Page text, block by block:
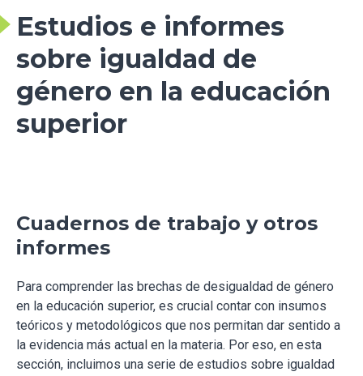
Estudios e informes
sobre igualdad de
género en la educación
superior
Cuadernos de trabajo y otros
informes
Para comprender las brechas de desigualdad de género
en la educación superior, es crucial contar con insumos
teóricos y metodológicos que nos permitan dar sentido a
la evidencia más actual en la materia. Por eso, en esta
sección, incluimos una serie de estudios sobre igualdad